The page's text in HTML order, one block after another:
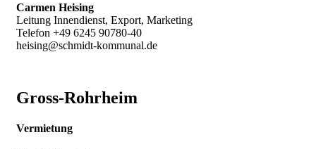
Carmen Heising
Leitung Innendienst, Export, Marketing
Telefon +49 6245 90780-40
heising@schmidt-kommunal.de
Gross-Rohrheim
Vermietung